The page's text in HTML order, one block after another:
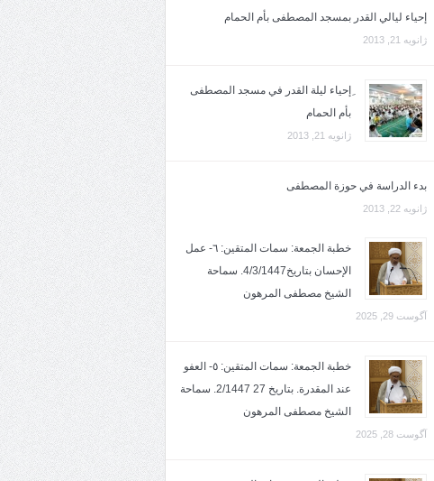
إحياء ليالي القدر بمسجد المصطفى بأم الحمام
ژانویه 21, 2013
ِإحياء ليلة القدر في مسجد المصطفى
بأم الحمام
ژانویه 21, 2013
بدء الدراسة في حوزة المصطفى
ژانویه 22, 2013
خطبة الجمعة: سمات المتقين: ٦- عمل
الإحسان بتاريخ4/3/1447. سماحة
الشيخ مصطفى المرهون
آگوست 29, 2025
خطبة الجمعة: سمات المتقين: ٥- العفو
عند المقدرة. بتاريخ 27 2/1447. سماحة
الشيخ مصطفى المرهون
آگوست 28, 2025